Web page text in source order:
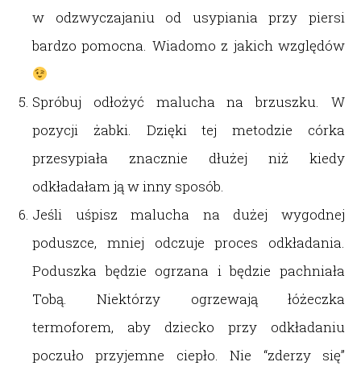
w odzwyczajaniu od usypiania przy piersi
bardzo pomocna. Wiadomo z jakich względów
Spróbuj odłożyć malucha na brzuszku. W
pozycji żabki. Dzięki tej metodzie córka
przesypiała znacznie dłużej niż kiedy
odkładałam ją w inny sposób.
Jeśli uśpisz malucha na dużej wygodnej
poduszce, mniej odczuje proces odkładania.
Poduszka będzie ogrzana i będzie pachniała
Tobą. Niektórzy ogrzewają łóżeczka
termoforem, aby dziecko przy odkładaniu
poczuło przyjemne ciepło. Nie “zderzy się”